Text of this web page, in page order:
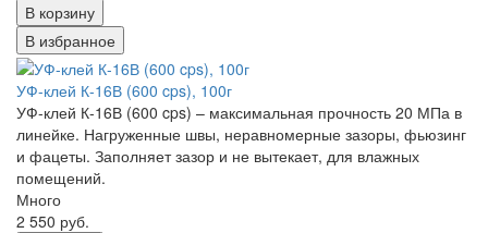
В корзину
В избранное
УФ-клей К-16В (600 cps), 100г
УФ-клей К-16В (600 cps) – максимальная прочность 20 МПа в
линейке. Нагруженные швы, неравномерные зазоры, фьюзинг
и фацеты. Заполняет зазор и не вытекает, для влажных
помещений.
Много
2 550 руб.